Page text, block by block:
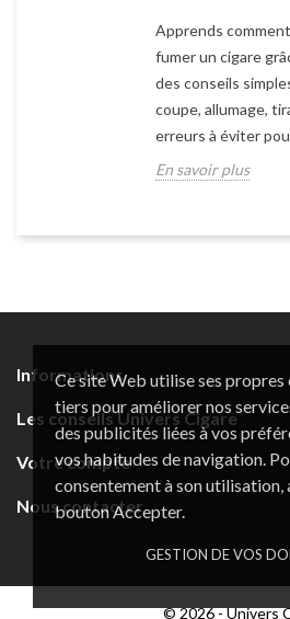
Ce site Web utilise ses
tiers pour améliorer nos
des publicités liées à vos
vos habitudes de navigation.
consentement à son utilisation,
bouton Accepter.
GESTION DE VOS
Apprends
fumer un cigare
des conseils
coupe, allumage,
erreurs à éviter
En savoir plus
Informations
Les conseils Univers Cigare
Votre compte
Nous contacter
© 2026 - Univers